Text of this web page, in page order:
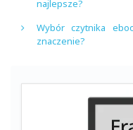
najlepsze?
Wybór czytnika
znaczenie?